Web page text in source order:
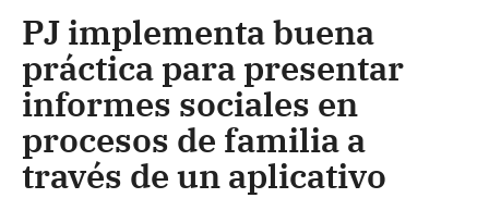
PJ implementa buena
práctica para presentar
informes sociales en
procesos de familia a
través de un aplicativo